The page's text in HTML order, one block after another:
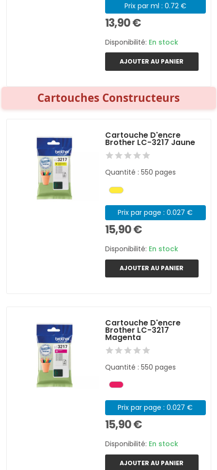
Prix par ml : 0.72 €
13,90 €
Disponibilité: En stock
AJOUTER AU PANIER
Cartouches Constructeurs
Cartouche D'encre
Brother LC-3217 Jaune
Quantité : 550 pages
Prix par page : 0.027 €
15,90 €
Disponibilité: En stock
AJOUTER AU PANIER
Cartouche D'encre
Brother LC-3217
Magenta
Quantité : 550 pages
Prix par page : 0.027 €
15,90 €
Disponibilité: En stock
AJOUTER AU PANIER